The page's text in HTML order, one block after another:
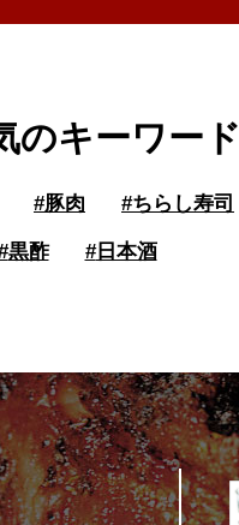
のキーワード
#豚肉 #ちらし寿司
黒酢 #日本酒